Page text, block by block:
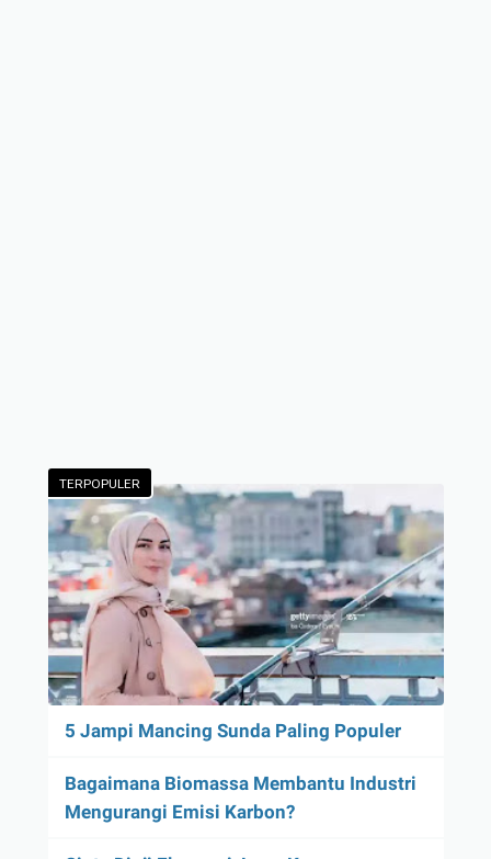
TERPOPULER
5 Jampi Mancing Sunda Paling Populer
Bagaimana Biomassa Membantu Industri
Mengurangi Emisi Karbon?